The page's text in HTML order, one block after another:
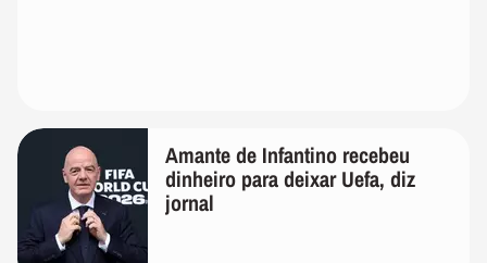
Amante de Infantino recebeu
dinheiro para deixar Uefa, diz
jornal